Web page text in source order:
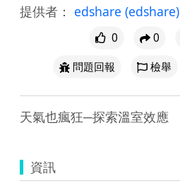
提供者： edshare (edshare)
0 0
問題回報
檢舉
天氣也瘋狂─探索溫室效應
資訊